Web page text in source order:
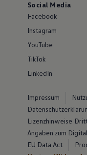
Social Media
Facebook
Instagram
YouTube
TikTok
LinkedIn
Impressum
Lizenzhinweise
Angaben zum
EU Data Act